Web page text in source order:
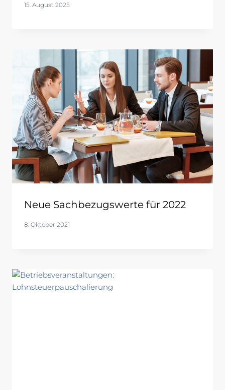
15. August 2025
Neue Sachbezugswerte für 2022
8. Oktober 2021